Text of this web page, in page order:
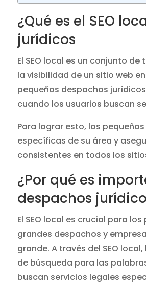
¿Qué es el SEO
jurídicos
El SEO local es un conjunto
la visibilidad de un sitio web
pequeños despachos
cuando los usuarios buscan
Para lograr esto, los
específicas de su área y
consistentes en todos los
¿Por qué es
despachos
El SEO local es crucial para
grandes despachos y
grande. A través del SEO
de búsqueda para las
buscan servicios legales